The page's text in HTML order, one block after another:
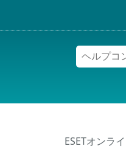
ESETオンラ